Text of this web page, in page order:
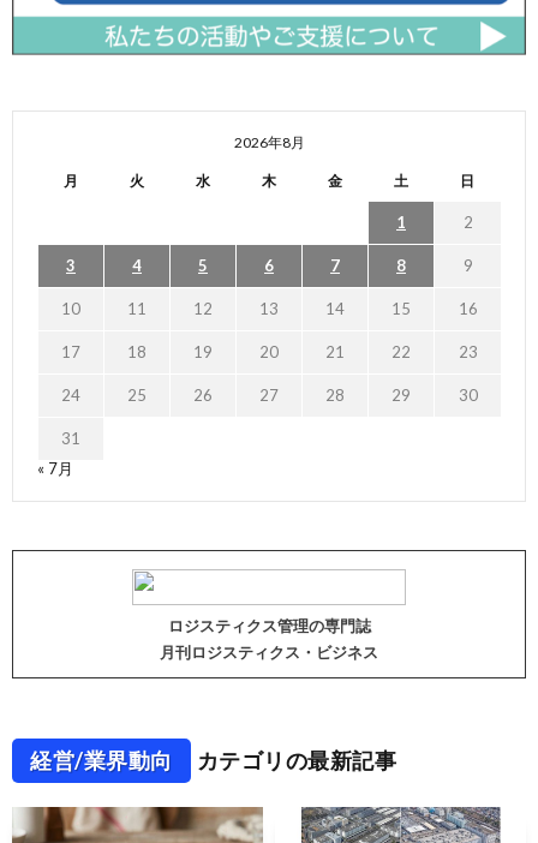
2026年8月
月 火 水 木 金 土 日
1 2
3 4 5 6 7 8 9
10 11 12 13 14 15 16
17 18 19 20 21 22 23
24 25 26 27 28 29 30
31
« 7月
ロジスティクス管理の専門誌
月刊ロジスティクス・ビジネス
経営/業界動向 カテゴリの最新記事